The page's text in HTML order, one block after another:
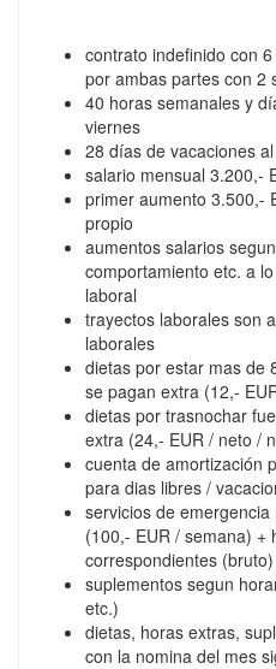
contrato indefinido con
por ambas partes con 2
40 horas semanales y
viernes
28 días de vacaciones
salario mensual 3.200,-
primer aumento 3.500,-
propio
aumentos salarios
comportamiento etc. a
laboral
trayectos laborales son
laborales
dietas por estar mas de
se pagan extra (12,-
dietas por trasnochar
extra (24,- EUR / neto /
cuenta de amortización
para dias libres /
servicios de
(100,- EUR / semana) +
correspondientes (bruto)
suplementos segun
etc.)
dietas, horas extras,
con la nomina del mes